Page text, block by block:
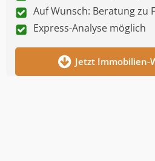
Auf Wunsch: Beratung zu
Express-Analyse möglich
Jetzt